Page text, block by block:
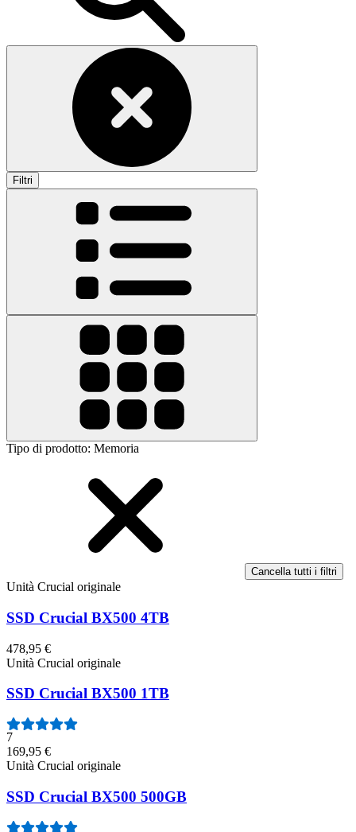
Filtri
Tipo di prodotto: Memoria
Cancella tutti i filtri
Unità Crucial originale
SSD Crucial BX500 4TB
478,95 €
Unità Crucial originale
SSD Crucial BX500 1TB
7
169,95 €
Unità Crucial originale
SSD Crucial BX500 500GB